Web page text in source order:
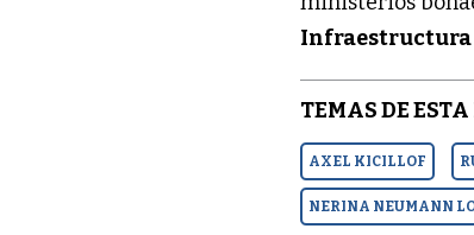
Infraestructura
TEMAS DE
AXEL KICILLOF
NERINA NEUMANN